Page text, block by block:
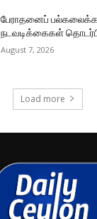
பேராதனைப்
நடவடிக்கைகள்
August 7, 2026
Load more